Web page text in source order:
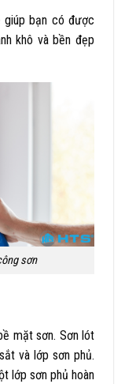
giúp bạn có được
khô và bền đẹp
sơn
mặt sơn. Sơn lót
và lớp sơn phủ.
lớp sơn phủ hoàn